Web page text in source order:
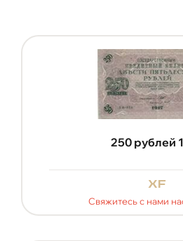
250 рублей
xf
Свяжитесь с нами